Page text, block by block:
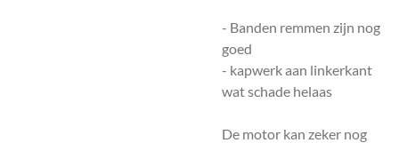
- Banden remmen zijn nog
goed
- kapwerk aan linkerkant
wat schade helaas
De motor kan zeker nog